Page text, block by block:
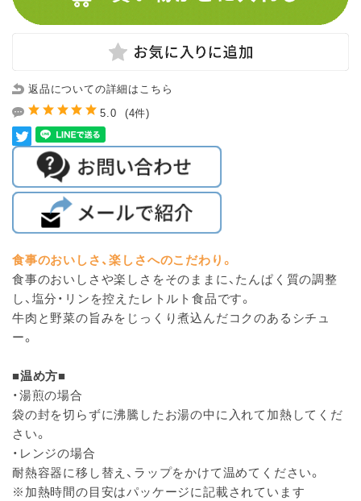
返品についての詳細はこちら
5.0 (4件)
食事のおいしさ、楽しさへのこだわり。
食事のおいしさや楽しさをそのままに、たんぱく質の調整
し、塩分・リンを控えたレトルト食品です。
牛肉と野菜の旨みをじっくり煮込んだコクのあるシチュ
ー。
■温め方■
・湯煎の場合
袋の封を切らずに沸騰したお湯の中に入れて加熱してくだ
さい。
・レンジの場合
耐熱容器に移し替え、ラップをかけて温めてください。
※加熱時間の目安はパッケージに記載されています